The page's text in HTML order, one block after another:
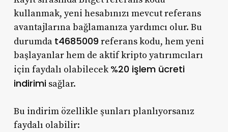
kullanmak, yeni hesabınızı mevcut referans
avantajlarına bağlamanıza yardımcı olur. Bu
durumda t4685009 referans kodu, hem yeni
başlayanlar hem de aktif kripto yatırımcıları
için faydalı olabilecek %20 işlem ücreti
indirimisağlar.
Bu indirim özellikle şunları planlıyorsanız
faydalı olabilir: